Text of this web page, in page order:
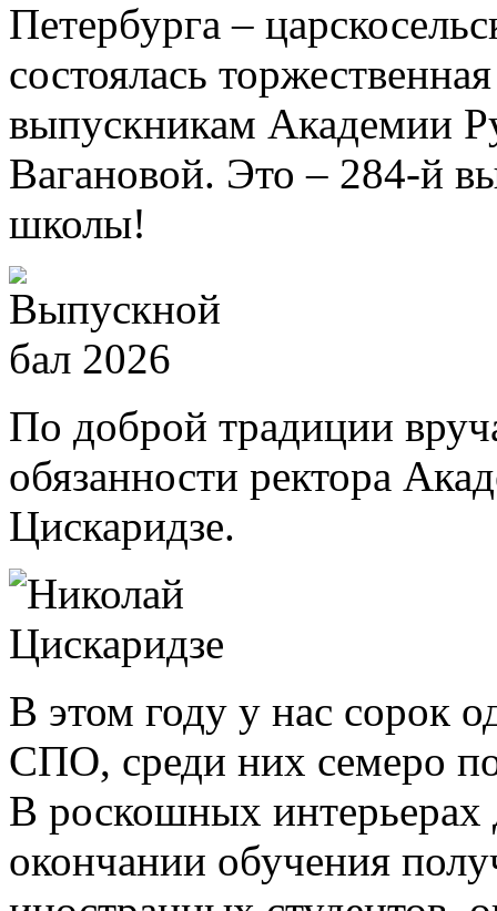
Петербурга –
состоялась
выпускникам Академии
Вагановой. Это – 284-й
школы!
По доброй традиции
обязанности ректора
Цискаридзе.
В этом году у нас сорок
СПО, среди них семеро
В роскошных интерьерах
окончании обучения